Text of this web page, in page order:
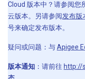
Cloud 版本中？请参阅您
云版本。另请参阅发布版
号来确定发布版本。
疑问或问题 ：与Apigee
版本通知 ：请前往 http://